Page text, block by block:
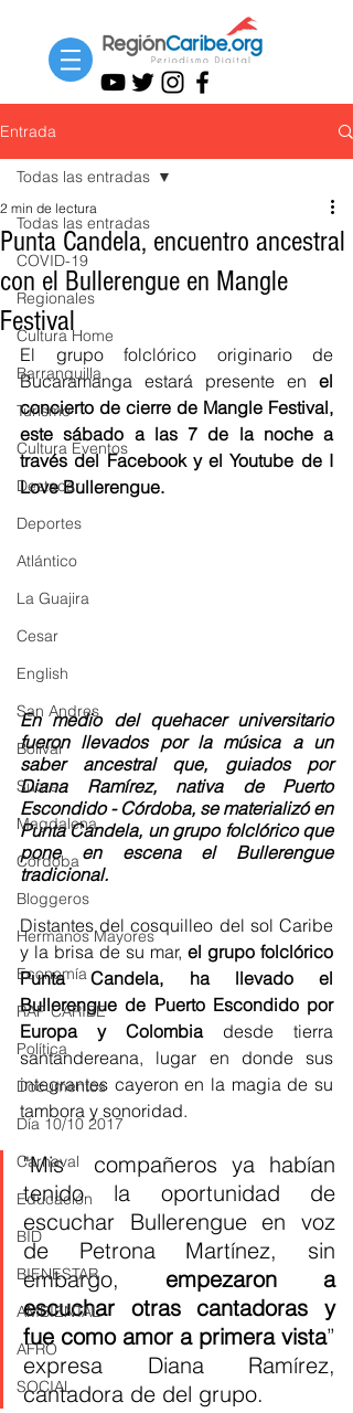
Entrada
Todas las entradas
COVID-19
Regionales
Cultura Home
Barranquilla
Turismo
Cultura Eventos
Destacar
Deportes
Atlántico
La Guajira
Cesar
English
San Andres
Bolívar
Sucre
Magdalena
Córdoba
Bloggeros
Hermanos Mayores
Economía
RAP CARIBE
Política
Documentos
Día 10/10 2017
Carnaval
Educación
BID
BIENESTAR
AMBIENTAL
AFRO
SOCIAL
Todas las entradas
Punta Candela, encuentro ancestral
con el Bullerengue en Mangle
Festival
2 min de lectura
El grupo folclórico originario de
Bucaramanga estará presente en el
concierto de cierre de Mangle Festival,
este sábado a las 7 de la noche a
través del Facebook y el Youtube de I
Love Bullerengue.
En medio del quehacer universitario
fueron llevados por la música a un
saber ancestral que, guiados por
Diana Ramírez, nativa de Puerto
Escondido - Córdoba, se materializó en
Punta Candela, un grupo folclórico que
pone en escena el Bullerengue
tradicional.
Distantes del cosquilleo del sol Caribe
y la brisa de su mar, el grupo folclórico
Punta Candela, ha llevado el
Bullerengue de Puerto Escondido por
Europa y Colombia desde tierra
santandereana, lugar en donde sus
integrantes cayeron en la magia de su
tambora y sonoridad.
"Mis  compañeros ya habían
tenido la oportunidad de
escuchar Bullerengue en voz
de Petrona Martínez, sin
embargo, empezaron a
escuchar otras cantadoras y
fue como amor a primera vista”
expresa Diana Ramírez,
cantadora de del grupo.